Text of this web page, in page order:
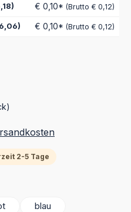
€ 0,10* (Brutto € 0,12)
€ 0,10* (Brutto € 0,12)
2-5 Tage
blau